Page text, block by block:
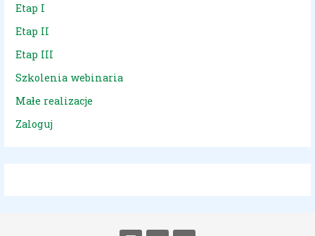
Etap I
Etap II
Etap III
Szkolenia webinaria
Małe realizacje
Zaloguj